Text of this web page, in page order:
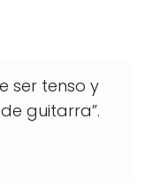
ser tenso y
guitarra”.